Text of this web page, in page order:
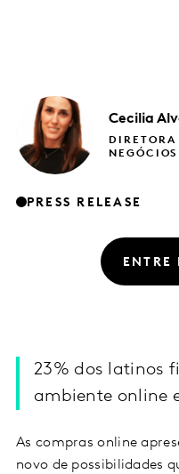
Cecilia
NEGÓCIOS
PRESS RELEASE
ENTRE
23% dos latinos
ambiente online
As compras online
novo de possibilidades